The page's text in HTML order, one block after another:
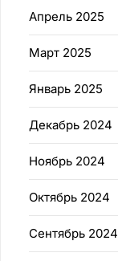
Апрель 2025
Март 2025
Январь 2025
Декабрь 2024
Ноябрь 2024
Октябрь 2024
Сентябрь 2024